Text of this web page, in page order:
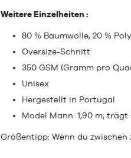
Weitere Einzelheiten :
80 % Baumwolle, 20 %
Oversize-Schnitt
350 GSM (Gramm pro
Unisex
Hergestellt in Portugal
Model Mann: 1,90 m, trägt
Größentipp: Wenn du zwischen